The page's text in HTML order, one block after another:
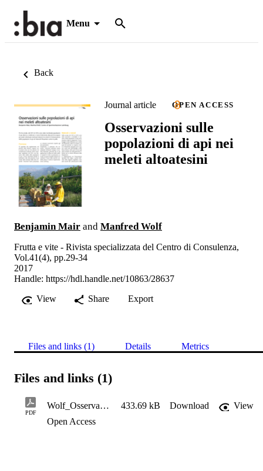
Menu
Back
Journal article OPEN ACCESS
Osservazioni sulle
popolazioni di api nei
meleti altoatesini
Benjamin Mair and Manfred Wolf
Frutta e vite - Rivista specializzata del Centro di Consulenza,
Vol.41(4), pp.29-34
2017
Handle: https://hdl.handle.net/10863/28637
View
Share Export
Files and links (1) Details Metrics
Files and links (1)
PDF
Wolf_Osservazioni sulle popolazioni di api nei meleti altoatesini 433.69 kB Download
View
Open Access